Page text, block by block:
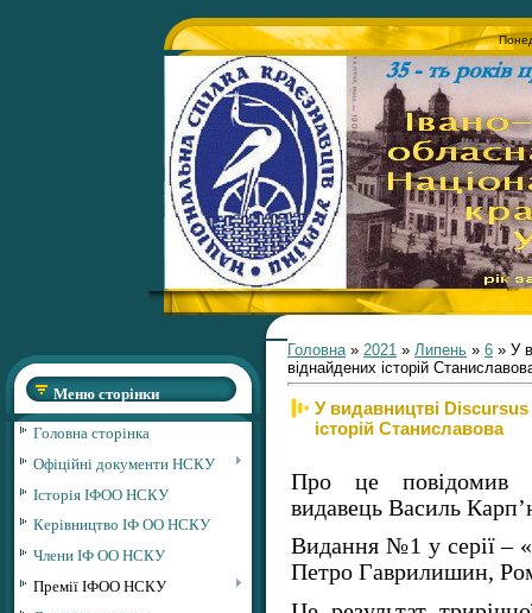
Меню сторінки
Головна сторінка
Офіційні документи НСКУ
Історія ІФОО НСКУ
Керівництво ІФ ОО НСКУ
Члени ІФ ОО НСКУ
Премії ІФОО НСКУ
Головна» 2021 » Липень » 6 » У
віднайдених історій
У видавництві
історій Станиславова
Про це повідомив
видавець Василь
Видання №1 у серії –
Петро Гаврилишин,